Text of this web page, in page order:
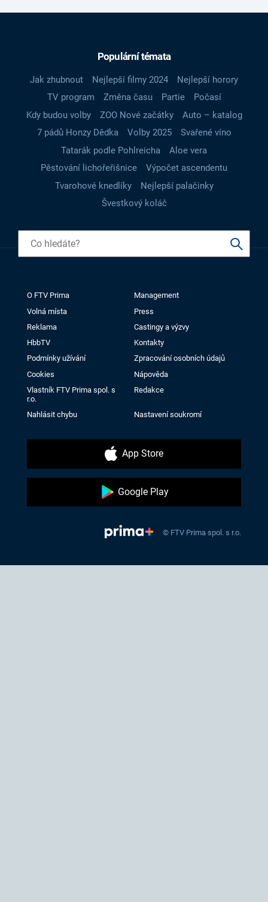
Populární témata
Jak zhubnout Nejlepší filmy 2024
Nejlepší horory
TV program
Změna času Partie
Počasí
Kdy budou volby
ZOO Nové začátky
Auto – katalog
7 pádů Honzy Dědka
Volby 2025
Svařené víno
Tatarák podle Pohlreicha
Aloe vera
Pěstování lichořeřišnice
Výpočet ascendentu
Tvarohové knedlíky
Nejlepší palačinky
Švestkový koláč
O FTV Prima
Management
Volná místa
Press
Reklama
Castingy a výzvy
HbbTV
Kontakty
Podmínky užívání
Zpracování osobních údajů
Cookies
Nápověda
Vlastník FTV Prima spol. s
r.o.
Redakce
Nahlásit chybu Nastavení soukromí
App Store
Google Play
© FTV Prima spol. s r.o.